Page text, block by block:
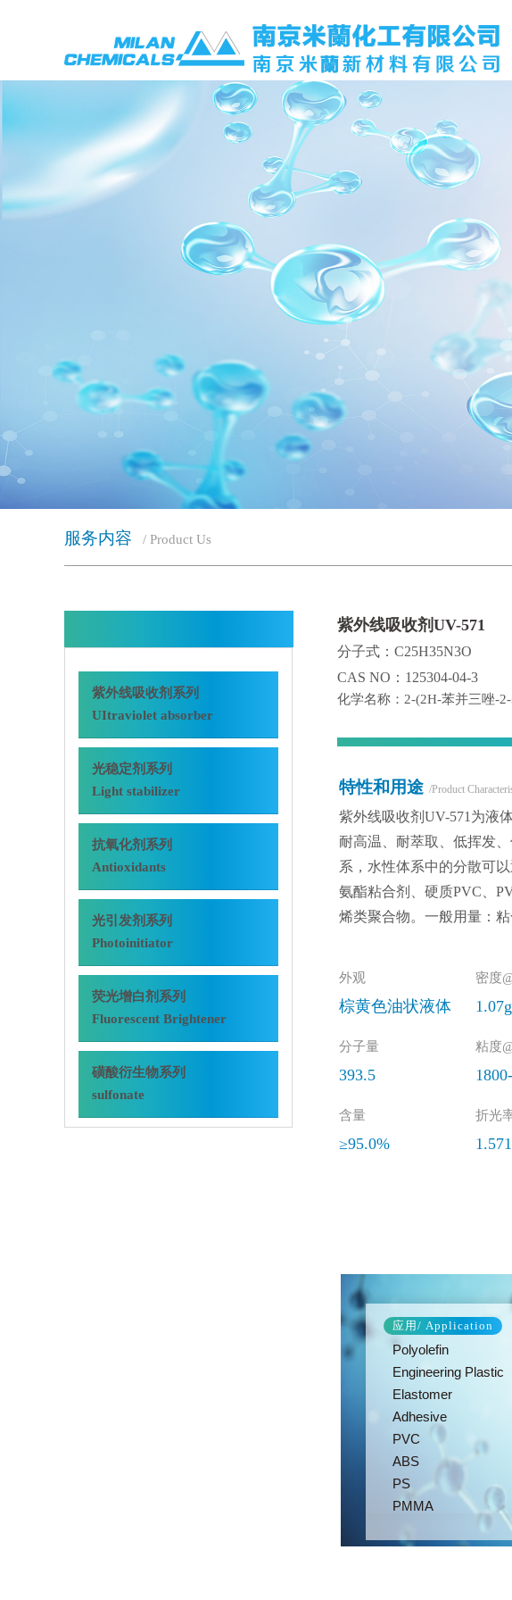
服务内容 / Product Us
紫外线吸收剂系列
UItraviolet absorber
光稳定剂系列
Light stabilizer
抗氧化剂系列
Antioxidants
光引发剂系列
Photoinitiator
荧光增白剂系列
Fluorescent Brightener
磺酸衍生物系列
sulfonate
紫外线吸收剂UV-571
分子式：C25H35N3O
CAS NO：125304-04-3
化学名称：2-(2H-苯并三唑-
特性和用途 /Product
紫外线吸收剂UV-571为液
耐高温、耐萃取、低挥发
系，水性体系中的分散可
氨酯粘合剂、硬质PVC、
烯类聚合物。一般用量：粘
外观
棕黄色油状液体
分子量
393.5
含量
≥95.0%
密度
粘度
折光
应用/ Application
Polyolefin
Engineering Plastic
Elastomer
Adhesive
PVC
ABS
PS
PMMA